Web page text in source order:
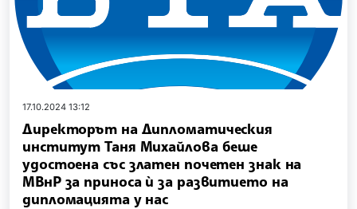
17.10.2024 13:12
Директорът на Дипломатическия
институт Таня Михайлова беше
удостоена със златен почетен знак на
МВнР за приноса ѝ за развитието на
дипломацията у нас